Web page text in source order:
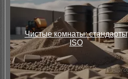
Чистые комнаты: стандарты
ISO